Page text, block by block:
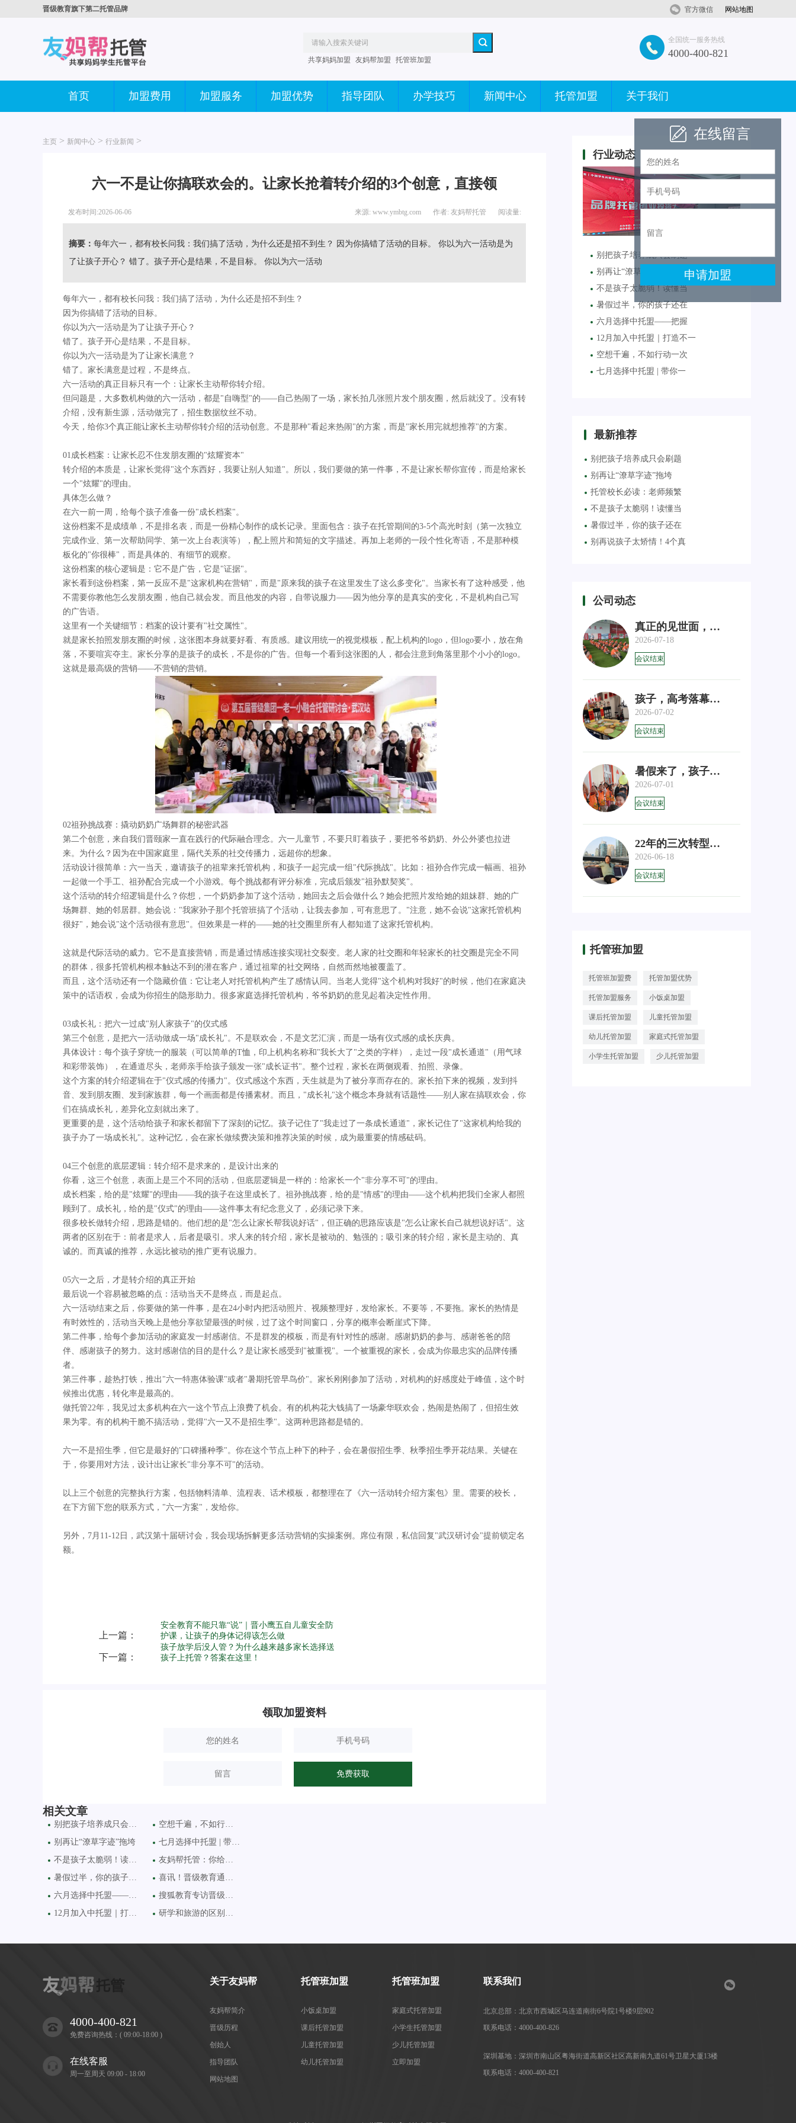
晋级教育旗下第二托管品牌 官方微信 网站地图
共享妈妈加盟 友妈帮加盟 托管班加盟
全国统一服务热线
4000-400-821
首页 加盟费用 加盟服务 加盟优势 指导团队 办学技巧 新闻中心 托管加盟 关于我们
主页 > 新闻中心 > 行业新闻 >
六一不是让你搞联欢会的。让家长抢着转介绍的3个创意，直接领
发布时间:2026-06-06 来源: www.ymbtg.com 作者: 友妈帮托管 阅读量:
摘要： 每年六一，都有校长问我：我们搞了活动，为什么还是招不到生？ 因为你搞错了活动的目标。 你以为六一活动是为
了让孩子开心？ 错了。孩子开心是结果，不是目标。 你以为六一活动
每年六一，都有校长问我：我们搞了活动，为什么还是招不到生？
因为你搞错了活动的目标。
你以为六一活动是为了让孩子开心？
错了。孩子开心是结果，不是目标。
你以为六一活动是为了让家长满意？
错了。家长满意是过程，不是终点。
六一活动的真正目标只有一个：让家长主动帮你转介绍。
但问题是，大多数机构做的六一活动，都是"自嗨型"的——自己热闹了一场，家长拍几张照片发个朋友圈，然后就没了。没有转
介绍，没有新生源，活动做完了，招生数据纹丝不动。
今天，给你3个真正能让家长主动帮你转介绍的活动创意。不是那种"看起来热闹"的方案，而是"家长用完就想推荐"的方案。
01成长档案：让家长忍不住发朋友圈的"炫耀资本"
转介绍的本质是，让家长觉得"这个东西好，我要让别人知道"。所以，我们要做的第一件事，不是让家长帮你宣传，而是给家长
一个"炫耀"的理由。
具体怎么做？
在六一前一周，给每个孩子准备一份"成长档案"。
这份档案不是成绩单，不是排名表，而是一份精心制作的成长记录。里面包含：孩子在托管期间的3-5个高光时刻（第一次独立
完成作业、第一次帮助同学、第一次上台表演等），配上照片和简短的文字描述。再加上老师的一段个性化寄语，不是那种模
板化的"你很棒"，而是具体的、有细节的观察。
这份档案的核心逻辑是：它不是广告，它是"证据"。
家长看到这份档案，第一反应不是"这家机构在营销"，而是"原来我的孩子在这里发生了这么多变化"。当家长有了这种感受，他
不需要你教他怎么发朋友圈，他自己就会发。而且他发的内容，自带说服力——因为他分享的是真实的变化，不是机构自己写
的广告语。
这里有一个关键细节：档案的设计要有"社交属性"。
就是家长拍照发朋友圈的时候，这张图本身就要好看、有质感。建议用统一的视觉模板，配上机构的logo，但logo要小，放在角
落，不要喧宾夺主。家长分享的是孩子的成长，不是你的广告。但每一个看到这张图的人，都会注意到角落里那个小小的logo。
这就是最高级的营销——不营销的营销。
02祖孙挑战赛：撬动奶奶广场舞群的秘密武器
第二个创意，来自我们晋颐家一直在践行的代际融合理念。六一儿童节，不要只盯着孩子，要把爷爷奶奶、外公外婆也拉进
来。为什么？因为在中国家庭里，隔代关系的社交传播力，远超你的想象。
活动设计很简单：六一当天，邀请孩子的祖辈来托管机构，和孩子一起完成一组"代际挑战"。比如：祖孙合作完成一幅画、祖孙
一起做一个手工、祖孙配合完成一个小游戏。每个挑战都有评分标准，完成后颁发"祖孙默契奖"。
这个活动的转介绍逻辑是什么？你想，一个奶奶参加了这个活动，她回去之后会做什么？她会把照片发给她的姐妹群、她的广
场舞群、她的邻居群。她会说："我家孙子那个托管班搞了个活动，让我去参加，可有意思了。"注意，她不会说"这家托管机构
很好"，她会说"这个活动很有意思"。但效果是一样的——她的社交圈里所有人都知道了这家托管机构。
这就是代际活动的威力。它不是直接营销，而是通过情感连接实现社交裂变。老人家的社交圈和年轻家长的社交圈是完全不同
的群体，很多托管机构根本触达不到的潜在客户，通过祖辈的社交网络，自然而然地被覆盖了。
而且，这个活动还有一个隐藏价值：它让老人对托管机构产生了感情认同。当老人觉得"这个机构对我好"的时候，他们在家庭决
策中的话语权，会成为你招生的隐形助力。很多家庭选择托管机构，爷爷奶奶的意见起着决定性作用。
03成长礼：把六一过成"别人家孩子"的仪式感
第三个创意，是把六一活动做成一场"成长礼"。不是联欢会，不是文艺汇演，而是一场有仪式感的成长庆典。
具体设计：每个孩子穿统一的服装（可以简单的T恤，印上机构名称和"我长大了"之类的字样），走过一段"成长通道"（用气球
和彩带装饰），在通道尽头，老师亲手给孩子颁发一张"成长证书"。整个过程，家长在两侧观看、拍照、录像。
这个方案的转介绍逻辑在于"仪式感的传播力"。仪式感这个东西，天生就是为了被分享而存在的。家长拍下来的视频，发到抖
音、发到朋友圈、发到家族群，每一个画面都是传播素材。而且，"成长礼"这个概念本身就有话题性——别人家在搞联欢会，你
们在搞成长礼，差异化立刻就出来了。
更重要的是，这个活动给孩子和家长都留下了深刻的记忆。孩子记住了"我走过了一条成长通道"，家长记住了"这家机构给我的
孩子办了一场成长礼"。这种记忆，会在家长做续费决策和推荐决策的时候，成为最重要的情感砝码。
04三个创意的底层逻辑：转介绍不是求来的，是设计出来的
你看，这三个创意，表面上是三个不同的活动，但底层逻辑是一样的：给家长一个"非分享不可"的理由。
成长档案，给的是"炫耀"的理由——我的孩子在这里成长了。祖孙挑战赛，给的是"情感"的理由——这个机构把我们全家人都照
顾到了。成长礼，给的是"仪式"的理由——这件事太有纪念意义了，必须记录下来。
很多校长做转介绍，思路是错的。他们想的是"怎么让家长帮我说好话"，但正确的思路应该是"怎么让家长自己就想说好话"。这
两者的区别在于：前者是求人，后者是吸引。求人来的转介绍，家长是被动的、勉强的；吸引来的转介绍，家长是主动的、真
诚的。而真诚的推荐，永远比被动的推广更有说服力。
05六一之后，才是转介绍的真正开始
最后说一个容易被忽略的点：活动当天不是终点，而是起点。
六一活动结束之后，你要做的第一件事，是在24小时内把活动照片、视频整理好，发给家长。不要等，不要拖。家长的热情是
有时效性的，活动当天晚上是他分享欲望最强的时候，过了这个时间窗口，分享的概率会断崖式下降。
第二件事，给每个参加活动的家庭发一封感谢信。不是群发的模板，而是有针对性的感谢。感谢奶奶的参与、感谢爸爸的陪
伴、感谢孩子的努力。这封感谢信的目的是什么？是让家长感受到"被重视"。一个被重视的家长，会成为你最忠实的品牌传播
者。
第三件事，趁热打铁，推出"六一特惠体验课"或者"暑期托管早鸟价"。家长刚刚参加了活动，对机构的好感度处于峰值，这个时
候推出优惠，转化率是最高的。
做托管22年，我见过太多机构在六一这个节点上浪费了机会。有的机构花大钱搞了一场豪华联欢会，热闹是热闹了，但招生效
果为零。有的机构干脆不搞活动，觉得"六一又不是招生季"。这两种思路都是错的。
六一不是招生季，但它是最好的"口碑播种季"。你在这个节点上种下的种子，会在暑假招生季、秋季招生季开花结果。关键在
于，你要用对方法，设计出让家长"非分享不可"的活动。
以上三个创意的完整执行方案，包括物料清单、流程表、话术模板，都整理在了《六一活动转介绍方案包》里。需要的校长，
在下方留下您的联系方式，"六一方案"，发给你。
另外，7月11-12日，武汉第十届研讨会，我会现场拆解更多活动营销的实操案例。席位有限，私信回复"武汉研讨会"提前锁定名
额。
上一篇：
安全教育不能只靠“说”｜晋小鹰五自儿童安全防
护课，让孩子的身体记得该怎么做
下一篇：
孩子放学后没人管？为什么越来越多家长选择送
孩子上托管？答案在这里！
领取加盟资料
相关文章
别把孩子培养成只会刷题
别再让“潦草字迹”拖垮
不是孩子太脆弱！读懂当
暑假过半，你的孩子还在
六月选择中托盟——把握
12月加入中托盟｜打造不一
空想千遍，不如行动一次
七月选择中托盟 | 带你一
友妈帮托管：你给孩子的
喜讯！晋级教育通过国家
搜狐教育专访晋级教育创
研学和旅游的区别原来如
行业动态
别把孩子培养成只会刷题
别再让“潦草字迹”拖垮
不是孩子太脆弱！读懂当
暑假过半，你的孩子还在
六月选择中托盟——把握
12月加入中托盟｜打造不一
空想千遍，不如行动一次
七月选择中托盟 | 带你一
最新推荐
别把孩子培养成只会刷题
别再让“潦草字迹”拖垮
托管校长必读：老师频繁
不是孩子太脆弱！读懂当
暑假过半，你的孩子还在
别再说孩子太矫情！4个真
公司动态
真正的见世面，从不是花
2026-07-18
会议结束
孩子，高考落幕，这几句
2026-07-02
会议结束
暑假来了，孩子去哪儿？
2026-07-01
会议结束
22年的三次转型，每一次都
2026-06-18
会议结束
托管班加盟
托管班加盟费 托管加盟优势
托管加盟服务 小饭桌加盟
课后托管加盟 儿童托管加盟
幼儿托管加盟 家庭式托管加盟
小学生托管加盟 少儿托管加盟
4000-400-821
免费咨询热线：( 09:00-18:00 )
在线客服
周一至周天 09:00 - 18:00
关于友妈帮
友妈帮简介
晋级历程
创始人
指导团队
网站地图
托管班加盟
小饭桌加盟
课后托管加盟
儿童托管加盟
幼儿托管加盟
托管班加盟
家庭式托管加盟
小学生托管加盟
少儿托管加盟
立即加盟
联系我们
北京总部：北京市西城区马连道南街6号院1号楼9层902
联系电话：4000-400-826
深圳基地：深圳市南山区粤海街道高新区社区高新南九道61号卫星大厦13楼
联系电话：4000-400-821
在线留言